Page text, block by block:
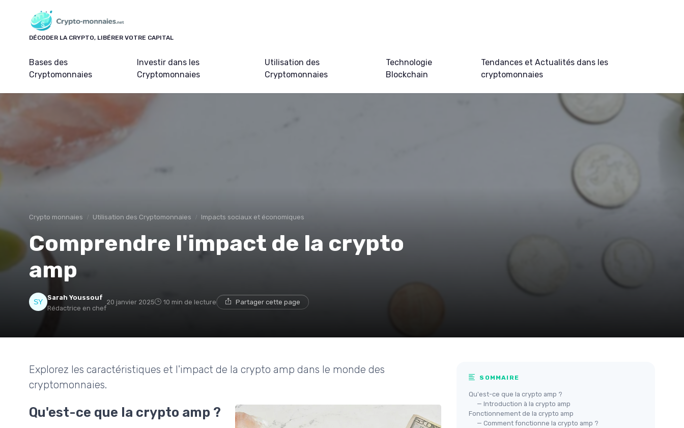
DÉCODER LA CRYPTO, LIBÉRER VOTRE CAPITAL
Bases des
Cryptomonnaies
Investir dans les
Cryptomonnaies
Utilisation des
Cryptomonnaies
Technologie
Blockchain
Tendances et Actualités dans les
cryptomonnaies
Crypto monnaies Utilisation des Cryptomonnaies Impacts sociaux et économiques
Comprendre l'impact de la crypto
amp
Sarah Youssouf
Rédactrice en chef
20 janvier 2025 10 min de lecture Partager cette page
Explorez les caractéristiques et l'impact de la crypto amp dans le monde des
cryptomonnaies.
Qu'est-ce que la crypto amp ?
SOMMAIRE
Qu'est-ce que la crypto amp ?
— Introduction à la crypto amp
Fonctionnement de la crypto amp
— Comment fonctionne la crypto amp ?